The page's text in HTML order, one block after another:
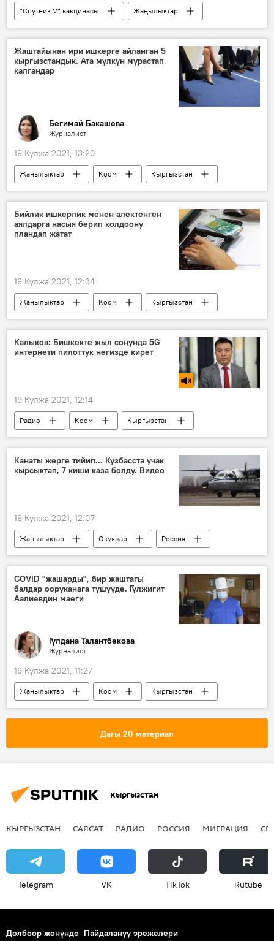
"Спутник V" вакцинасы
Жаңылыктар
Коом
Россия
Дүйнөдө
коронавирус
тукумсуздук
Жаштайынан ири ишкерге айланган 5
кыргызстандык. Ата мүлкүн мурастап
калгандар
Бегимай Бакашева
Журналист
19 Кулжа 2021, 13:20
Жаңылыктар Коом
Кыргызстан
Экономика
ишкер
бизнес
Чыңгыз Алканов
Замира Омората
Айсулуу Мамашова
Баатырбек Акматов
Бийлик ишкерлик менен алектенген
аялдарга насыя берип колдоону
пландап жатат
19 Кулжа 2021, 12:34
Жаңылыктар Коом
Кыргызстан
Экономика
Экономика жана коммерция министрлиги
аялдар
ишкерлик
насыя
Калыков: Бишкекте жыл соңунда 5G
интернети пилоттук негизде кирет
19 Кулжа 2021, 12:14
Радио Коом
Кыргызстан
санарип
5G
интернет
Канаты жерге тийип... Кузбасста учак
кырсыктап, 7 киши каза болду. Видео
19 Кулжа 2021, 12:07
Жаңылыктар Окуялар
Россия
Дүйнөдө
учак
кырсык
өлүм
COVID "жашарды", бир жаштагы
балдар ооруканага түшүүдө. Гүлжигит
Аалиевдин маеги
Гүлдана Талантбекова
Журналист
19 Кулжа 2021, 11:27
Жаңылыктар Коом
Кыргызстан
коронавирус
жаштар
илдет
Коронавируска байланыштуу Кыргызстандагы кырдаал
Дагы 20 материал
Кыргызстан
КЫРГЫЗСТАН САЯСАТ РАДИО РОССИЯ МИГРАЦИЯ
Telegram VK ТikТоk Rutube
Долбоор жөнүндө Пайдалануу эрежелери